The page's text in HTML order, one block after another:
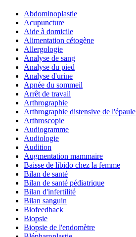
Abdominoplastie
Acupuncture
Aide à domicile
Alimentation cétogène
Allergologie
Analyse de sang
Analyse du pied
Analyse d'urine
Apnée du sommeil
Arrêt de travail
Arthrographie
Arthrographie distensive de l'épaule
Arthroscopie
Audiogramme
Audiologie
Audition
Augmentation mammaire
Baisse de libido chez la femme
Bilan de santé
Bilan de santé pédiatrique
Bilan d'infertilité
Bilan sanguin
Biofeedback
Biopsie
Biopsie de l'endomètre